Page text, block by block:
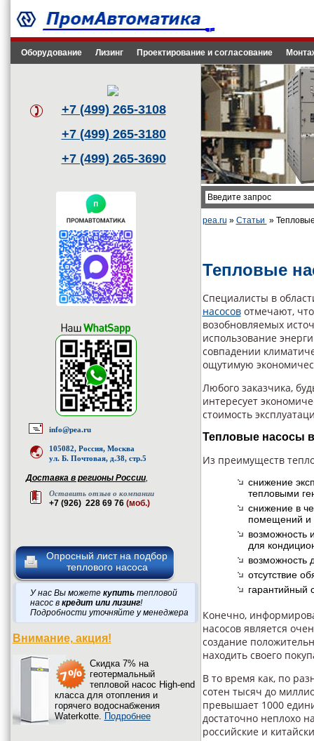
Оборудование Лизинг Проектирование и согласование
+7 (499) 265-3108
+7 (499) 265-3180
+7 (499) 265-3690
info@pea.ru
105082, Россия, Москва
ул. Б. Почтовая, д.38, стр.5
Доставка в регионы России,
Оставить отзыв о компании
+7 (926) 228 69 76 (моб.)
Опросный лист на подбор
теплового насоса
У нас Вы можете купитьтепловой
насос в кредит или лизинг!
Подробности уточняйте у менеджера
Внимание, акция!
Cкидка 7% на
геотермальный
тепловой насос High-end
класса для отопления и
горячего водоснабжения
Waterkotte. Подробнее
pea.ru » Статьи »
Тепловые
Специалисты в
насосовотмечают,
возобновляемых
использование
совпадении
ощутимую
Любого заказчика,
интересует
стоимость
Тепловые насосы
Из преимуществ
снижение
тепловыми
снижение в
помещений и
возможность
для
возможность
отсутствие
гарантийный
Конечно,
насосов является
создание
находить своего
В то время как, по
сотен тысяч до
превышает 1000
достаточно неплохо
российские и